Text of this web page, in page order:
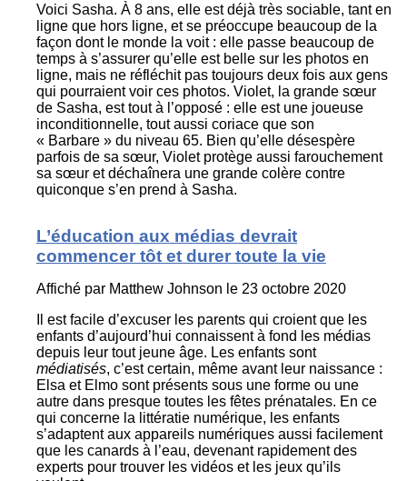
Voici Sasha. À 8 ans, elle est déjà très sociable, tant en
ligne que hors ligne, et se préoccupe beaucoup de la
façon dont le monde la voit : elle passe beaucoup de
temps à s’assurer qu’elle est belle sur les photos en
ligne, mais ne réfléchit pas toujours deux fois aux gens
qui pourraient voir ces photos. Violet, la grande sœur
de Sasha, est tout à l’opposé : elle est une joueuse
inconditionnelle, tout aussi coriace que son
« Barbare » du niveau 65. Bien qu’elle désespère
parfois de sa sœur, Violet protège aussi farouchement
sa sœur et déchaînera une grande colère contre
quiconque s’en prend à Sasha.
L’éducation aux médias devrait
commencer tôt et durer toute la vie
Affiché par Matthew Johnson le 23 octobre 2020
Il est facile d’excuser les parents qui croient que les
enfants d’aujourd’hui connaissent à fond les médias
depuis leur tout jeune âge. Les enfants sont
médiatisés, c’est certain, même avant leur naissance :
Elsa et Elmo sont présents sous une forme ou une
autre dans presque toutes les fêtes prénatales. En ce
qui concerne la littératie numérique, les enfants
s’adaptent aux appareils numériques aussi facilement
que les canards à l’eau, devenant rapidement des
experts pour trouver les vidéos et les jeux qu’ils